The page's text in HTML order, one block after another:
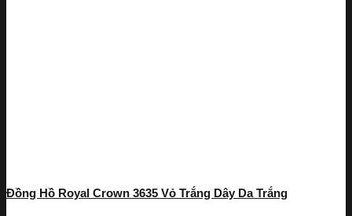
Đồng Hồ Royal Crown 3635 Vỏ Trắng Dây Da Trắng